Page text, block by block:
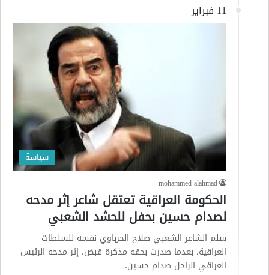
11 فبراير
سياسة
mohammed alahmad
الحكومة العراقية تعتقل شاعر إثر مدحه
لصدام حسين بحفل للحشد الشعبي
سلم الشاعر الشعبي صلاح الحرباوي نفسه للسلطات
العراقية، بعدما صدرت بحقه مذكرة قبض، إثر مدحه الرئيس
العراقي الراحل صدام حسين،…